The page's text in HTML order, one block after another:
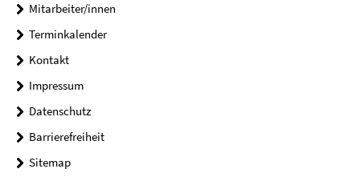
Mitarbeiter/innen
Terminkalender
Kontakt
Impressum
Datenschutz
Barrierefreiheit
Sitemap